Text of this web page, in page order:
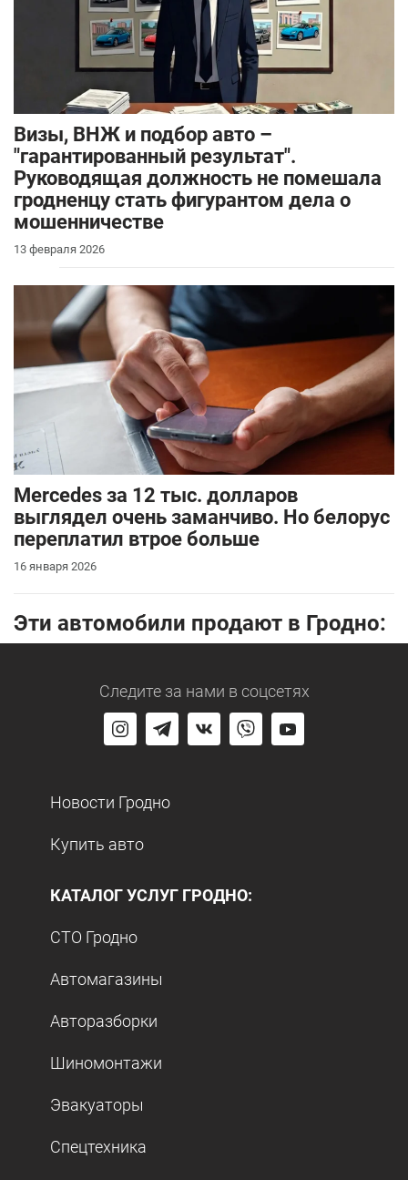
Визы, ВНЖ и подбор авто –
"гарантированный результат".
Руководящая должность не помешала
гродненцу стать фигурантом дела о
мошенничестве
13 февраля 2026
Mercedes за 12 тыс. долларов
выглядел очень заманчиво. Но белорус
переплатил втрое больше
16 января 2026
Эти автомобили продают в Гродно:
Следите за нами в соцсетях
Новости Гродно
Купить авто
КАТАЛОГ УСЛУГ ГРОДНО:
СТО Гродно
Автомагазины
Авторазборки
Шиномонтажи
Эвакуаторы
Спецтехника